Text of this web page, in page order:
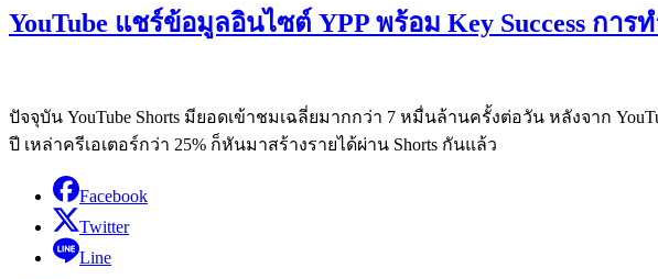
YouTube แชร์ข้อมูลอินไซต์ YPP พร้อม Key Success การ
ปัจจุบัน YouTube Shorts มียอดเข้าชมเฉลี่ยมากกว่า 7 หมื่นล้านครั้งต่อวัน หลังจาก
ปี เหล่าครีเอเตอร์กว่า 25% ก็หันมาสร้างรายได้ผ่าน Shorts กันแล้ว
Facebook
Twitter
Line